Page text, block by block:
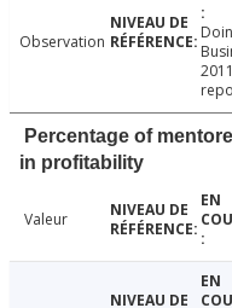
Observation
2011
Percentage of
in profitability
Valeur